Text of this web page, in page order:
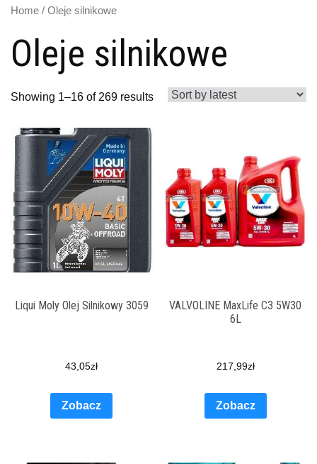
Home / Oleje silnikowe
Oleje silnikowe
Showing 1–16 of 269 results
Liqui Moly Olej Silnikowy 3059
43,05zł
Zobacz
VALVOLINE MaxLife C3 5W30
6L
217,99zł
Zobacz